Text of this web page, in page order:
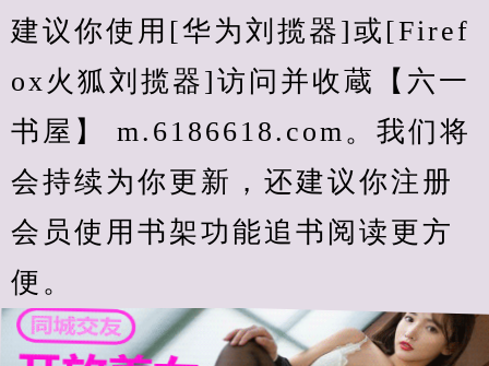
建议你使用[华为刘揽器]或[Firef
ox火狐刘揽器]访问并收蔵【六一
书屋】 m.6186618.com。我们将
会持续为你更新，还建议你注册
会员使用书架功能追书阅读更方
便。